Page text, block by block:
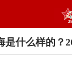
是什么样的？